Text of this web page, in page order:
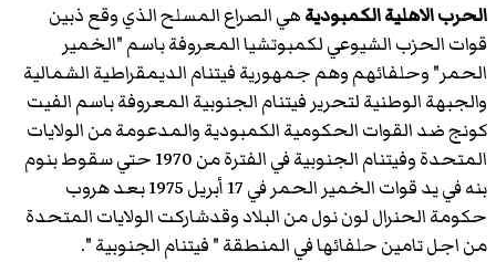
الحرب الاهلية الكمبوديةهي الصراع المسلح الذي وقع ذبين
قوات الحزب الشيوعي لكمبوتشيا المعروفة باسم "الخمير
الحمر" وحلفائهم وهم جمهورية فيتنام الديمقراطية الشمالية
والجبهة الوطنية لتحرير فيتنام الجنوبية المعروفة باسم الفيت
كونج ضد القوات الحكومية الكمبودية والمدعومة من الولايات
المتحدة وفيتنام الجنوبية في الفترة من 1970 حتي سقوط بنوم
بنه في يد قوات الخمير الحمر في 17 أبريل 1975 بعد هروب
حكومة الحنرال لون نول من البلاد وقدشاركت الولايات المتحدة
من اجل تامين حلفائها في المنطقة " فيتنام الجنوبية ".